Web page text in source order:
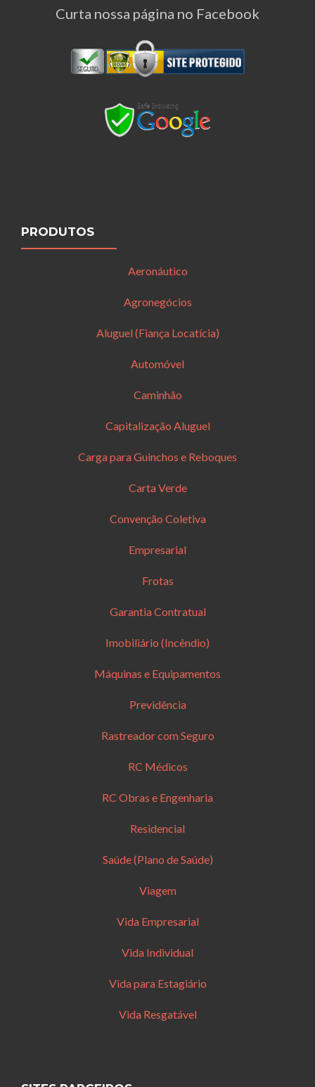
Curta nossa página no Facebook
PRODUTOS
Aeronáutico
Agronegócios
Aluguel (Fiança Locatícia)
Automóvel
Caminhão
Capitalização Aluguel
Carga para Guinchos e Reboques
Carta Verde
Convenção Coletiva
Empresarial
Frotas
Garantia Contratual
Imobiliário (Incêndio)
Máquinas e Equipamentos
Previdência
Rastreador com Seguro
RC Médicos
RC Obras e Engenharia
Residencial
Saúde (Plano de Saúde)
Viagem
Vida Empresarial
Vida Individual
Vida para Estagiário
Vida Resgatável